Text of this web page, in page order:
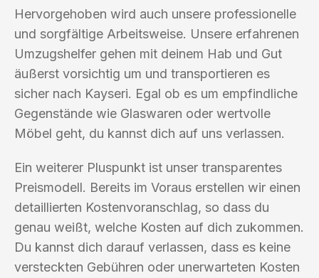
Hervorgehoben wird auch unsere professionelle
und sorgfältige Arbeitsweise. Unsere erfahrenen
Umzugshelfer gehen mit deinem Hab und Gut
äußerst vorsichtig um und transportieren es
sicher nach Kayseri. Egal ob es um empfindliche
Gegenstände wie Glaswaren oder wertvolle
Möbel geht, du kannst dich auf uns verlassen.
Ein weiterer Pluspunkt ist unser transparentes
Preismodell. Bereits im Voraus erstellen wir einen
detaillierten Kostenvoranschlag, so dass du
genau weißt, welche Kosten auf dich zukommen.
Du kannst dich darauf verlassen, dass es keine
versteckten Gebühren oder unerwarteten Kosten